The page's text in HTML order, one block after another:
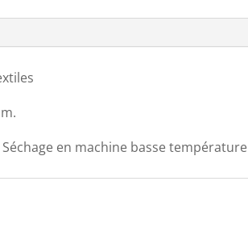
Séchage en machine basse température